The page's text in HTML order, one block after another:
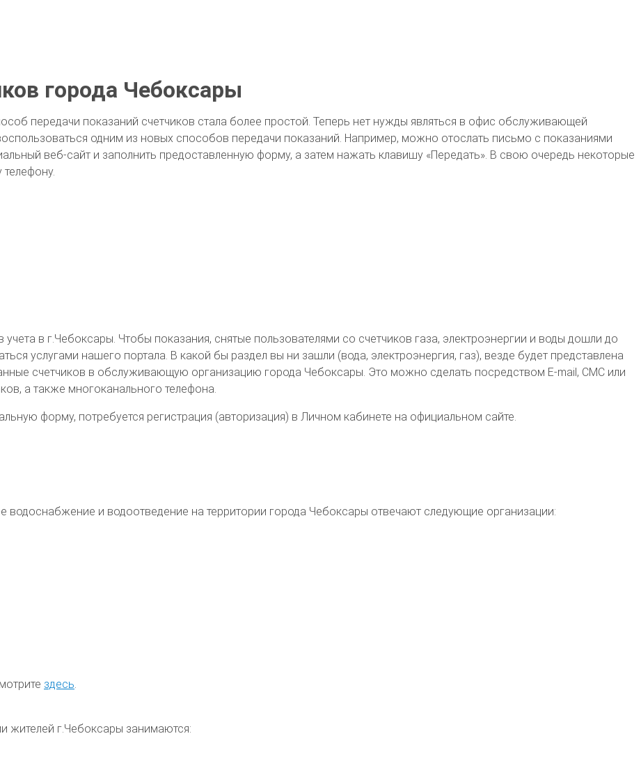
города Чебоксары
передачи показаний счетчиков стала более простой. Теперь нет нужды являться в офис обслуживающей
одним из новых способов передачи показаний. Например, можно отослать письмо с показаниями
веб-сайт и заполнить предоставленную форму, а затем нажать клавишу «Передать». В свою очередь некоторые
в г.Чебоксары. Чтобы показания, снятые пользователями со счетчиков газа, электроэнергии и воды дошли до
услугами нашего портала. В какой бы раздел вы ни зашли (вода, электроэнергия, газ), везде будет представлена
счетчиков в обслуживающую организацию города Чебоксары. Это можно сделать посредством E-mail, СМС или
а также многоканального телефона.
форму, потребуется регистрация (авторизация) в Личном кабинете на официальном сайте.
водоснабжение и водоотведение на территории города Чебоксары отвечают следующие организации:
здесь
жителей г.Чебоксары занимаются: